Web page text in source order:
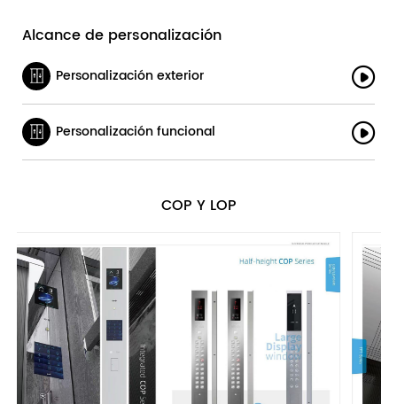
Alcance de personalización
Personalización exterior
Personalización funcional
COP Y LOP